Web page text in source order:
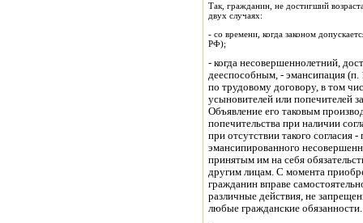
Так, гражданин, не достигший
двух случаях:
- со времени, когда законом
РФ);
- когда несовершеннолетний,
дееспособным, - эмансипация
по трудовому договору, в том
усыновителей или попечителей
Объявление его таковым
попечительства при наличии
при отсутствии такого
эмансипированного
принятым им на себя
другим лицам. С момента
гражданин вправе
различные действия, не
любые гражданские обязанности.